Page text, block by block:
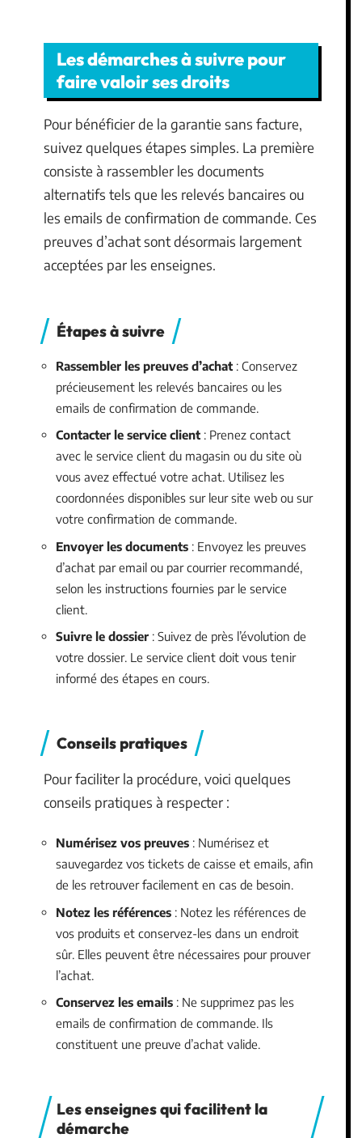
Les démarches à suivre pour
faire valoir ses droits
Pour bénéficier de la garantie sans facture,
suivez quelques étapes simples. La première
consiste à rassembler les documents
alternatifs tels que les relevés bancaires ou
les emails de confirmation de commande. Ces
preuves d’achat sont désormais largement
acceptées par les enseignes.
Étapes à suivre
Rassembler les preuves d’achat : Conservez
précieusement les relevés bancaires ou les
emails de confirmation de commande.
Contacter le service client : Prenez contact
avec le service client du magasin ou du site où
vous avez effectué votre achat. Utilisez les
coordonnées disponibles sur leur site web ou sur
votre confirmation de commande.
Envoyer les documents : Envoyez les preuves
d’achat par email ou par courrier recommandé,
selon les instructions fournies par le service
client.
Suivre le dossier : Suivez de près l’évolution de
votre dossier. Le service client doit vous tenir
informé des étapes en cours.
Conseils pratiques
Pour faciliter la procédure, voici quelques
conseils pratiques à respecter :
Numérisez vos preuves : Numérisez et
sauvegardez vos tickets de caisse et emails, afin
de les retrouver facilement en cas de besoin.
Notez les références : Notez les références de
vos produits et conservez-les dans un endroit
sûr. Elles peuvent être nécessaires pour prouver
l’achat.
Conservez les emails : Ne supprimez pas les
emails de confirmation de commande. Ils
constituent une preuve d’achat valide.
Les enseignes qui facilitent la
démarche